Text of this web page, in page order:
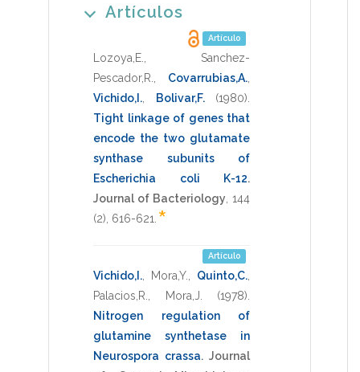
Artículos
Artículo
Lozoya,E.
Sanchez-
Pescador,R.
Covarrubias,A.
Vichido,I.
Bolivar,F. (1980)
Tight linkage of genes that
encode the two glutamate
synthase subunits of
Escherichia coli K-12.
Journal of Bacteriology 144
(2), 616-621 *
Artículo
Vichido,I. Mora,Y. Quinto,C.
Palacios,R.
Mora,J. (1978)
Nitrogen regulation of
glutamine synthetase in
Neurospora crassa. Journal